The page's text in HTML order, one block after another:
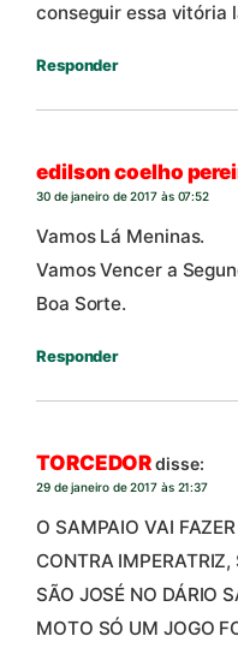
conseguir essa vitória
Responder
edilson coelho
30 de janeiro de 2017 às 07:52
Vamos Lá Meninas.
Vamos Vencer a
Boa Sorte.
Responder
TORCEDORdisse:
29 de janeiro de 2017 às 21:37
O SAMPAIO VAI
CONTRA
SÃO JOSÉ NO DÁRIO
MOTO SÓ UM JOGO